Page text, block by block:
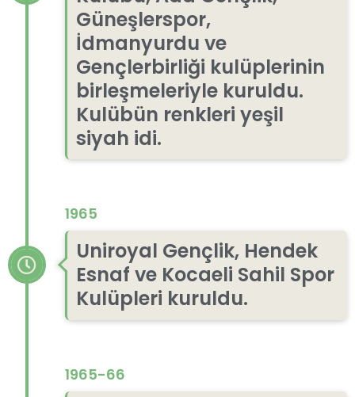
Güneşlerspor,
İdmanyurdu ve
Gençlerbirliği kulüplerinin
birleşmeleriyle kuruldu.
Kulübün renkleri yeşil
siyah idi.
1965
Uniroyal Gençlik, Hendek
Esnaf ve Kocaeli Sahil Spor
Kulüpleri kuruldu.
1965-66